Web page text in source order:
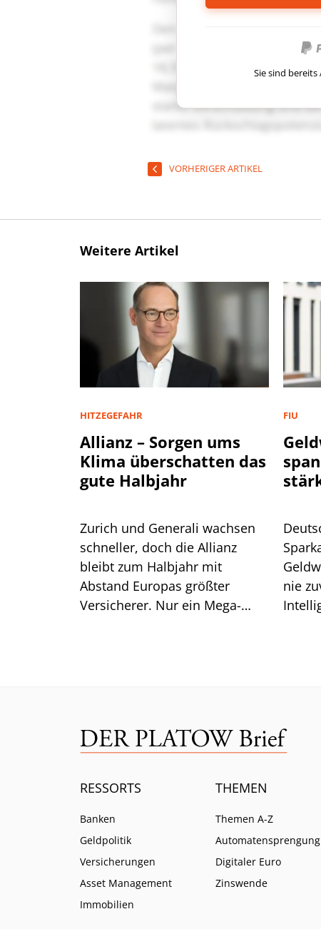
Sie sind
VORHERIGER ARTIKEL
Weitere Artikel
HITZEGEFAHR
Allianz – Sorgen ums
Klima überschatten das
gute Halbjahr
Zurich und Generali wachsen
schneller, doch die Allianz
bleibt zum Halbjahr mit
Abstand Europas größter
Versicherer. Nur ein Mega-
FIU
nie
RESSORTS
Banken
Geldpolitik
Versicherungen
Asset Management
Immobilien
THEMEN
Themen A-Z
Automatensprengung
Digitaler Euro
Zinswende